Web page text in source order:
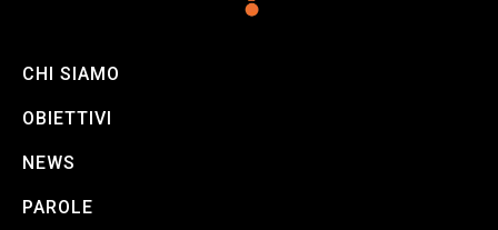
CHI SIAMO
OBIETTIVI
NEWS
PAROLE